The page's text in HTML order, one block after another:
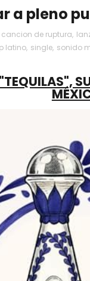
a pleno
cancion de ruptura,
latino, single, sonido